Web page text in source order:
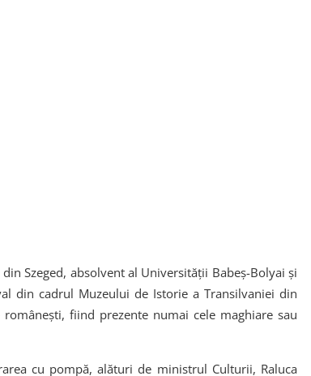
Szeged, absolvent al Universității Babeș-Bolyai și
din cadrul Muzeului de Istorie a Transilvaniei din
fiind prezente numai cele maghiare sau
cu pompă, alături de ministrul Culturii, Raluca